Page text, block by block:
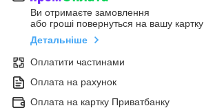
Ви отримаєте замовлення
або гроші повернуться на вашу картку
Детальніше
Оплатити частинами
Оплата на рахунок
Оплата на картку Приватбанку